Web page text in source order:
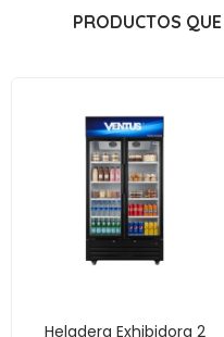
PRODUCTOS
Heladera Exhibidora 2